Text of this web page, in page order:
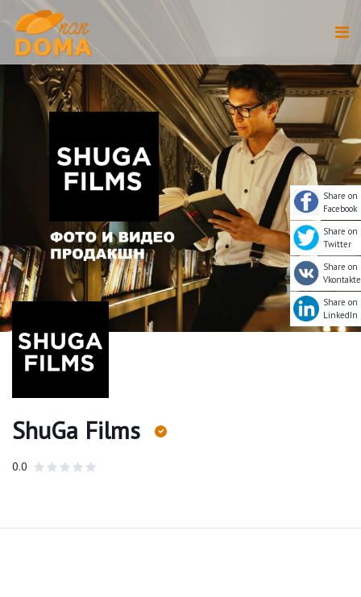
ShuGa Films
0.0
Share on
Facebook
Share on
Twitter
Share on
Vkontakte
Share on
LinkedIn